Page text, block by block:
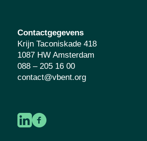
Contactgegevens
Krijn Taconiskade 418
1087 HW Amsterdam
088 – 205 16 00
contact@vbent.org